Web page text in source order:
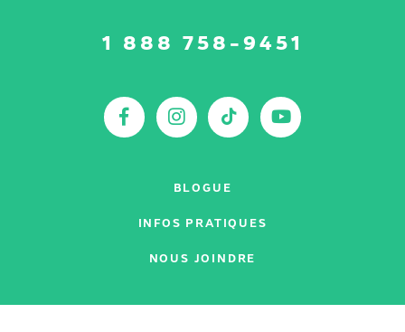
1 888 758-9451
Facebook
Instagram
TikTok
BLOGUE
INFOS PRATIQUES
NOUS JOINDRE